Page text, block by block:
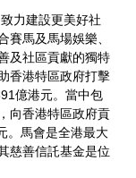
力建設更美好社
賽馬及馬場娛樂、
及社區貢獻的獨特
香港特區政府打擊
億港元。當中包
向香港特區政府貢
。馬會是全港最大
慈善信託基金是位